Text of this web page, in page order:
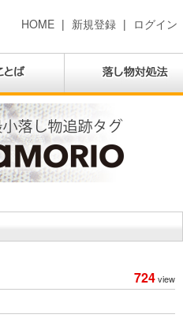
HOME | 新規登録 | ログイン
724view